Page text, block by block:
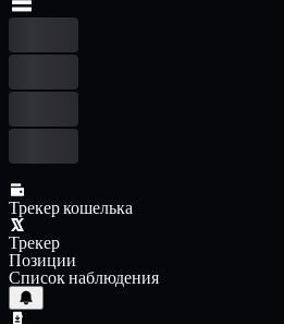
Трекер кошелька
Трекер
Позиции
Список наблюдения